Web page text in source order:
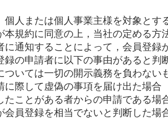
個人または個人事業主様を対象とす
本規約に同意の上，当社の定める
に通知することによって，会員登録
録の申請者に以下の事由があると
ついては一切の開示義務を負わない
に際して虚偽の事項を届け出た場合
たことがある者からの申請である場
会員登録を相当でないと判断した場